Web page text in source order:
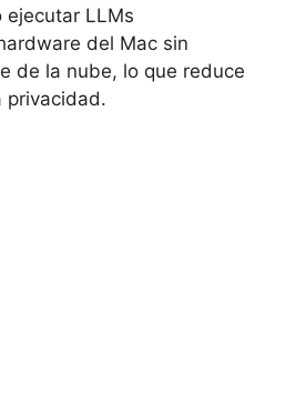
ejecutar LLMs
del Mac sin
de la nube, lo que reduce
privacidad.